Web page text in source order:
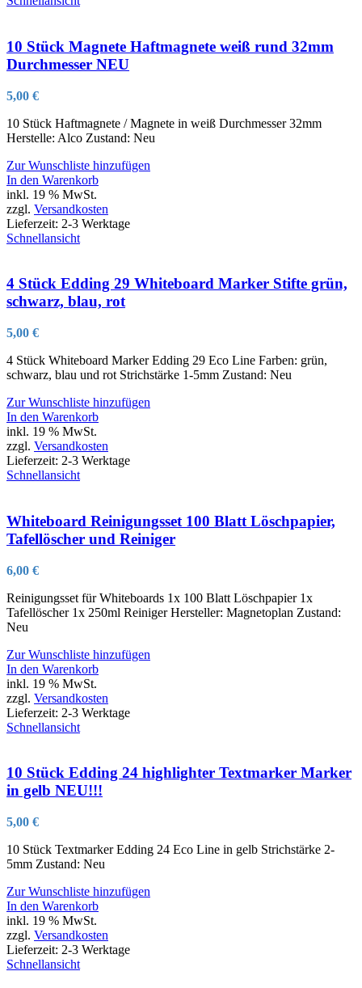
10 Stück Magnete Haftmagnete weiß rund 32mm
Durchmesser NEU
5,00 €
10 Stück Haftmagnete / Magnete in weiß Durchmesser 32mm
Herstelle: Alco Zustand: Neu
Zur Wunschliste hinzufügen
In den Warenkorb
inkl. 19 % MwSt.
zzgl. Versandkosten
Lieferzeit: 2-3 Werktage
Schnellansicht
4 Stück Edding 29 Whiteboard Marker Stifte grün,
schwarz, blau, rot
5,00 €
4 Stück Whiteboard Marker Edding 29 Eco Line Farben: grün,
schwarz, blau und rot Strichstärke 1-5mm Zustand: Neu
Zur Wunschliste hinzufügen
In den Warenkorb
inkl. 19 % MwSt.
zzgl. Versandkosten
Lieferzeit: 2-3 Werktage
Schnellansicht
Whiteboard Reinigungsset 100 Blatt Löschpapier,
Tafellöscher und Reiniger
6,00 €
Reinigungsset für Whiteboards 1x 100 Blatt Löschpapier 1x
Tafellöscher 1x 250ml Reiniger Hersteller: Magnetoplan Zustand:
Neu
Zur Wunschliste hinzufügen
In den Warenkorb
inkl. 19 % MwSt.
zzgl. Versandkosten
Lieferzeit: 2-3 Werktage
Schnellansicht
10 Stück Edding 24 highlighter Textmarker Marker
in gelb NEU!!!
5,00 €
10 Stück Textmarker Edding 24 Eco Line in gelb Strichstärke 2-
5mm Zustand: Neu
Zur Wunschliste hinzufügen
In den Warenkorb
inkl. 19 % MwSt.
zzgl. Versandkosten
Lieferzeit: 2-3 Werktage
Schnellansicht